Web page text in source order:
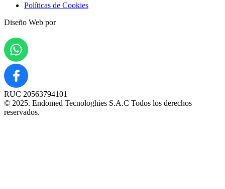
Políticas de Cookies
Diseño Web por
RUC 20563794101
© 2025. Endomed Tecnologhies S.A.C Todos los derechos
reservados.